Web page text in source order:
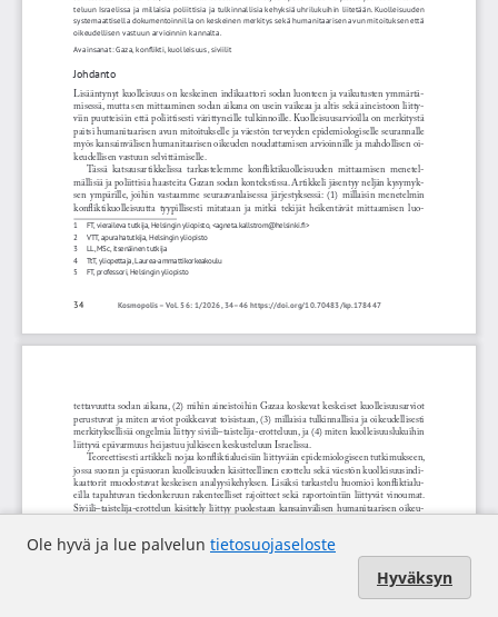
Ole hyvä ja lue palvelun tietosuojaseloste
Hyväksyn